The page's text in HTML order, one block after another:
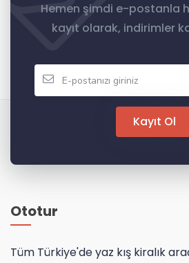
Hemen şimdi e-postanla
kayıt olarak, indirimler
Kayıt Ol
Ototur
Tüm Türkiye'de yaz kış kiralık